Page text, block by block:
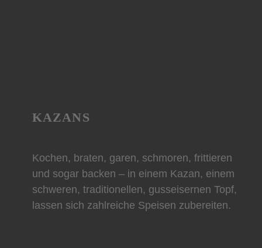
KAZANS
Kochen, braten, garen, schmoren, frittieren
und sogar backen – in einem Kazan, einem
schweren, traditionellen, gusseisernen Topf,
lassen sich zahlreiche Speisen zubereiten.